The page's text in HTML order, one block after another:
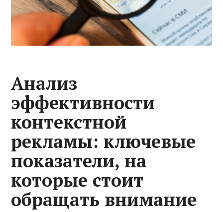
Анализ
эффективности
контекстной
рекламы: ключевые
показатели, на
которые стоит
обращать внимание